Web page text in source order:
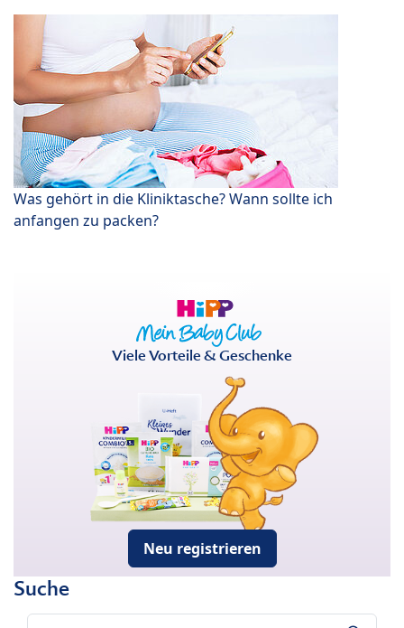
Was gehört in die Kliniktasche? Wann sollte ich
anfangen zu packen?
Viele Vorteile & Geschenke
Neu registrieren
Suche